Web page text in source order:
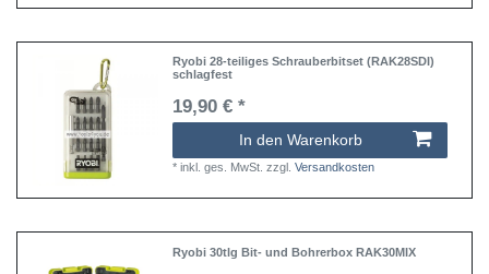
Ryobi 28-teiliges Schrauberbitset (RAK28SDI)
schlagfest
19,90 € *
In den Warenkorb
*inkl. ges. MwSt. zzgl.Versandkosten
Ryobi 30tlg Bit- und Bohrerbox RAK30MIX